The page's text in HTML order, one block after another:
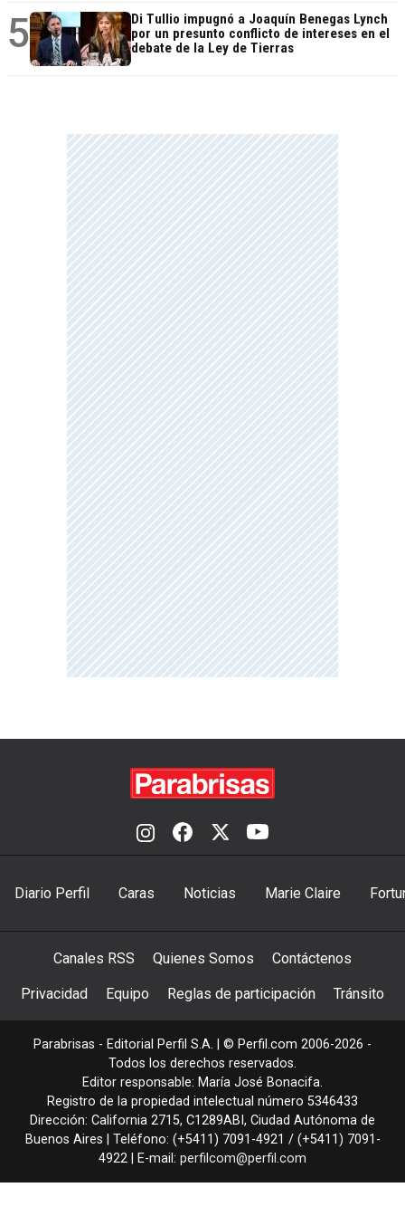
5
Di Tullio impugnó a Joaquín Benegas Lynch
por un presunto conflicto de intereses en el
debate de la Ley de Tierras
Diario Perfil Caras Noticias Marie Claire
Canales RSS Quienes Somos Contáctenos
Privacidad Equipo Reglas de participación Tránsito
Parabrisas - Editorial Perfil S.A. | © Perfil.com 2006-2026 -
Todos los derechos reservados.
Editor responsable: María José Bonacifa.
Registro de la propiedad intelectual número 5346433
Dirección: California 2715, C1289ABI , Ciudad Autónoma de
Buenos Aires | Teléfono: (+5411) 7091-4921 / (+5411) 7091-
4922 | E-mail: perfilcom@perfil.com